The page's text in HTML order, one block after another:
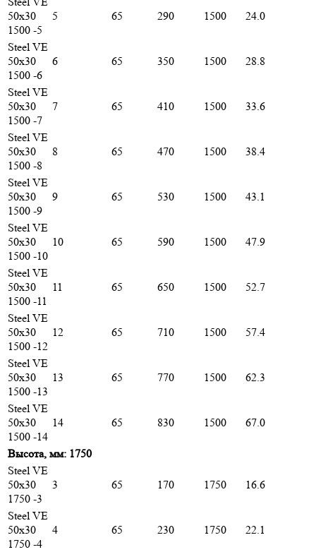
50х30
1500 -5
5 65 290 1500 24.0
Steel VE
50х30
1500 -6
6 65 350 1500 28.8
Steel VE
50х30
1500 -7
7 65 410 1500 33.6
Steel VE
50х30
1500 -8
8 65 470 1500 38.4
Steel VE
50х30
1500 -9
9 65 530 1500 43.1
Steel VE
50х30
1500 -10
10 65 590 1500 47.9
Steel VE
50х30
1500 -11
11 65 650 1500 52.7
Steel VE
50х30
1500 -12
12 65 710 1500 57.4
Steel VE
50х30
1500 -13
13 65 770 1500 62.3
Steel VE
50х30
1500 -14
14 65 830 1500 67.0
Высота, мм: 1750
Steel VE
50х30
1750 -3
3 65 170 1750 16.6
Steel VE
50х30
1750 -4
4 65 230 1750 22.1